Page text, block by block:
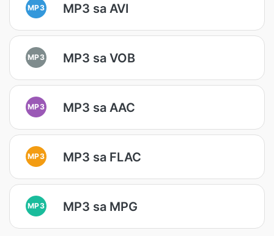
MP3 MP3 sa AVI
MP3 MP3 sa VOB
MP3 MP3 sa AAC
MP3 MP3 sa FLAC
MP3 MP3 sa MPG